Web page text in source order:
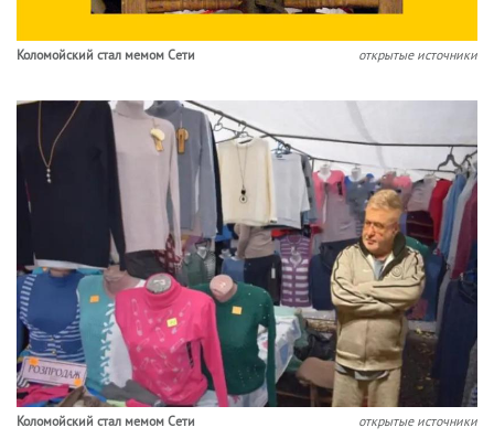
Коломойский стал мемом Сети открытые источники
Коломойский стал мемом Сети открытые источники